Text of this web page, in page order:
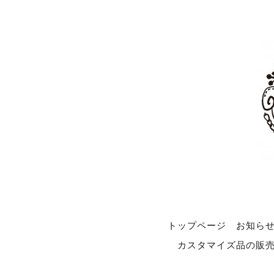
トップページ
お知ら
カスタマイズ品の販